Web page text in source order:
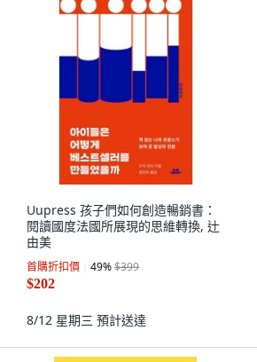
Uupress 孩子們如何創造暢銷書：
閱讀國度法國所展現的思維轉換, 辻
由美
首購折扣價 49%$399
$202
8/12 星期三 預計送達